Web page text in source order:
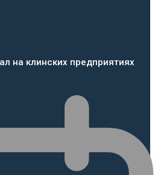
на клинских предприятиях